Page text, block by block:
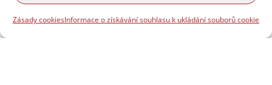
Zásady cookiesInformace o získávání souhlasu k ukládání souborů cookie